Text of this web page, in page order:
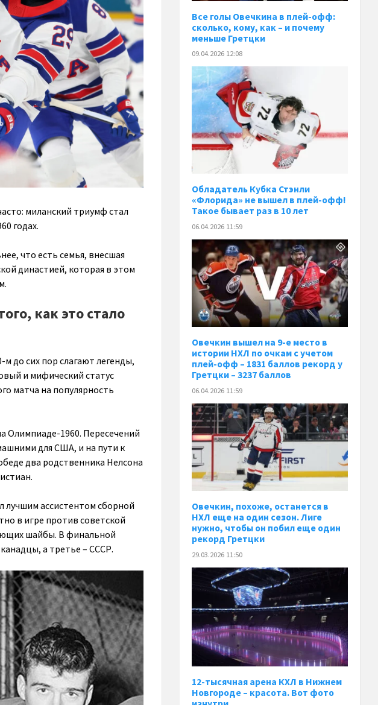
миланский триумф стал
годах.
что есть семья, внесшая
династией, которая в этом
как это стало
до сих пор слагают легенды,
и мифический статус
матча на популярность
Олимпиаде-1960. Пересечений
для США, и на пути к
два родственника Нелсона
лучшим ассистентом сборной
в игре против советской
шайбы. В финальной
а третье – СССР.
Все голы Овечкина в плей-офф:
сколько, кому, как – и почему
меньше Гретцки
09.04.2026 12:08
Обладатель Кубка Стэнли
«Флорида» не вышел в плей-офф!
Такое бывает раз в 10 лет
06.04.2026 11:59
Овечкин вышел на 9-е место в
истории НХЛ по очкам с учетом
плей-офф – 1831 баллов рекорд у
Гретцки – 3237 баллов
06.04.2026 11:59
Овечкин, похоже, останется в
НХЛ еще на один сезон. Лиге
нужно, чтобы он побил еще один
рекорд Гретцки
29.03.2026 11:50
12-тысячная арена КХЛ в Нижнем
Новгороде – красота. Вот фото